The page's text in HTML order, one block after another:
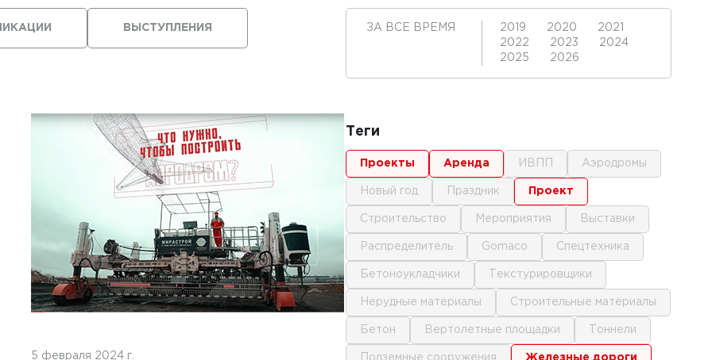
ВЫСТУПЛЕНИЯ
1
1
5 февраля 2024 г.
покрытий ИВПП:
подходы и технологии
ЗА ВСЕ ВРЕМЯ 2019 2020
2021
2022
2023
2024
2025
2026
Теги
проекты аренда ИВПП аэродромы
новый год праздник проект
строительство мероприятия выставки
распределитель gomaco спецтехника
бетоноукладчики текстурировщики
нерудные материалы строительные материалы
бетон вертолетные площадки тоннели
подземные сооружения железные дороги